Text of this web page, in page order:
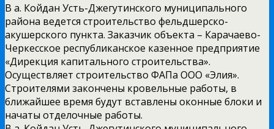
В а. Койдан Усть-Джегутинского муниципального
района ведется строительство фельдшерско-
акушерского пункта. Заказчик объекта – Карачаево-
Черкесское республиканское казенное предприятие
«Дирекция капитального строительства».
Осуществляет строительство ФАПа ООО «Элия».
Строителями закончены кровельные работы, в
ближайшее время будут вставлены оконные блоки и
начаты отделочные работы.